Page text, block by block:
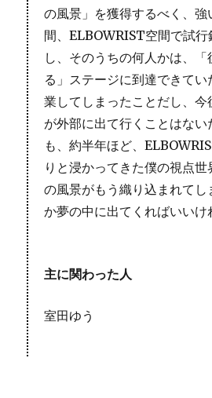
の風景」を獲得するべく、
間、ELBOWRIST空間で試行
し、そのうちの何人かは、
る」ステージに到達できて
業してしまったことだし、
が外部に出て行くことはな
も、約半年ほど、
りと浸かってきた僕の視点
の風景がもう織り込まれてし
か夢の中に出てくればいいけ
主に関わった人
室田ゆう